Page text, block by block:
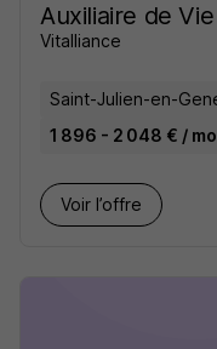
Auxiliaire de
Vitalliance
Saint-Julien-en-
1 896 - 2 048 € /
Voir l’offre